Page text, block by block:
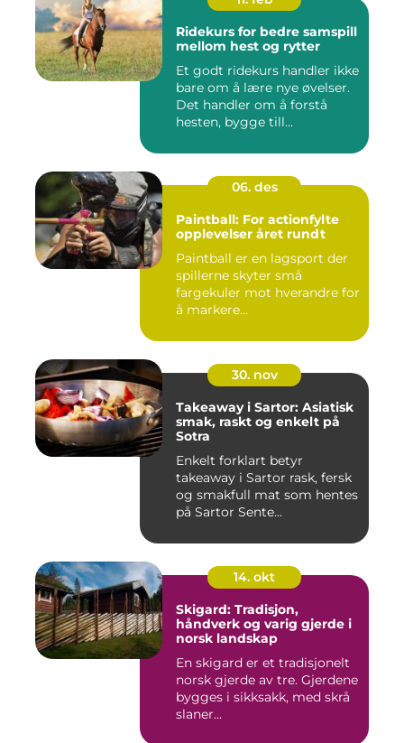
Ridekurs for bedre samspill
mellom hest og rytter
Et godt ridekurs handler ikke
bare om å lære nye øvelser.
Det handler om å forstå
hesten, bygge till...
06. des
Paintball: For actionfylte
opplevelser året rundt
Paintball er en lagsport der
spillerne skyter små
fargekuler mot hverandre for
å markere...
30. nov
Takeaway i Sartor: Asiatisk
smak, raskt og enkelt på
Sotra
Enkelt forklart betyr
takeaway i Sartor rask, fersk
og smakfull mat som hentes
på Sartor Sente...
14. okt
Skigard: Tradisjon,
håndverk og varig gjerde i
norsk landskap
En skigard er et tradisjonelt
norsk gjerde av tre. Gjerdene
bygges i sikksakk, med skrå
slaner...